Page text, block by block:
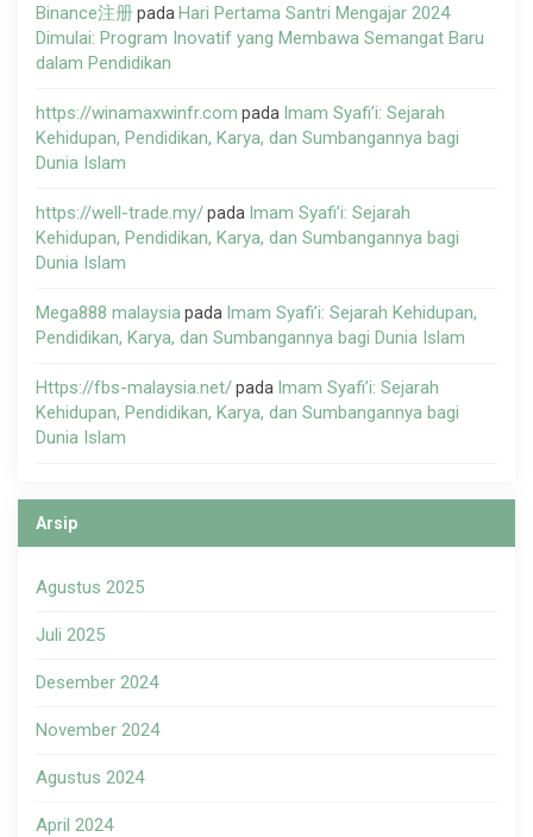
Binance注册pada Hari Pertama Santri Mengajar 2024
Dimulai: Program Inovatif yang Membawa Semangat Baru
dalam Pendidikan
https://winamaxwinfr.com pada Imam Syafi’i: Sejarah
Kehidupan, Pendidikan, Karya, dan Sumbangannya bagi
Dunia Islam
https://well-trade.my/pada Imam Syafi’i: Sejarah
Kehidupan, Pendidikan, Karya, dan Sumbangannya bagi
Dunia Islam
Mega888 malaysiapada Imam Syafi’i: Sejarah Kehidupan,
Pendidikan, Karya, dan Sumbangannya bagi Dunia Islam
Https://fbs-malaysia.net/pada Imam Syafi’i: Sejarah
Kehidupan, Pendidikan, Karya, dan Sumbangannya bagi
Dunia Islam
Arsip
Agustus 2025
Juli 2025
Desember 2024
November 2024
Agustus 2024
April 2024